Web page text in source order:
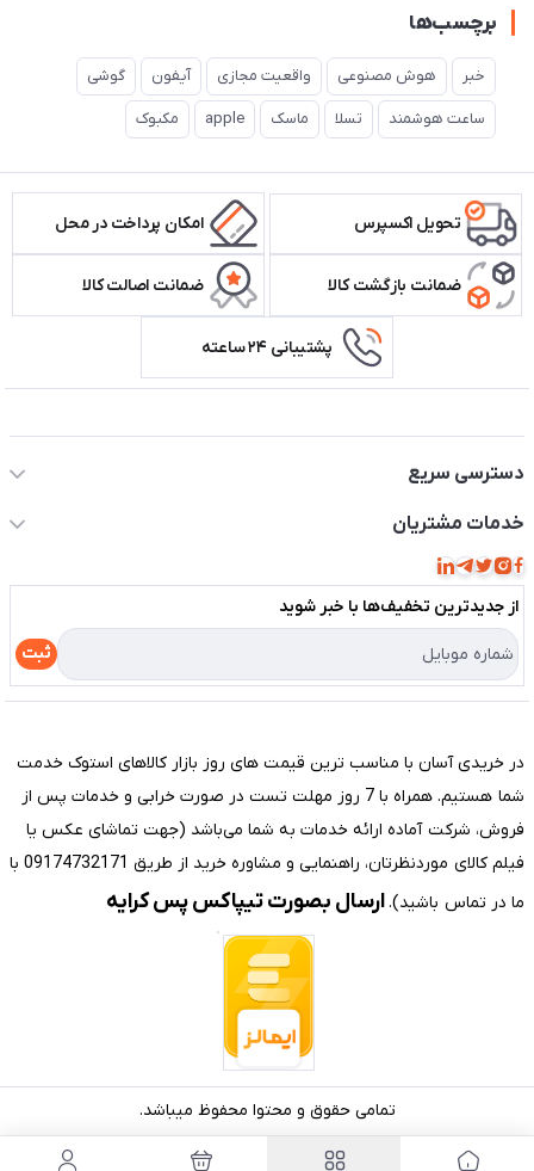
برچسب‌ها
خبر هوش مصنوعی واقعیت مجازی آیفون گوشی
ساعت هوشمند تسلا ماسک apple مکبوک
تحویل اکسپرس امکان پرداخت در محل
ضمانت بازگشت کالا ضمانت اصالت کالا
پشتیبانی ۲۴ ساعته
دسترسی سریع
حساب کاربری
مجله فروشگاه
لیست محصولات
درباره ما
تماس با ما
خدمات مشتریان
قوانین و مقررات
حریم خصوصی
راهنما
از جدید‌ترین تخفیف‌ها با‌ خبر شوید
ثبت
در خریدی آسان با مناسب ترین قیمت های روز بازار کالاهای استوک خدمت
شما هستیم. همراه با 7 روز مهلت تست در صورت خرابی و خدمات پس از
فروش، شرکت آماده ارائه خدمات به شما می‌باشد (جهت تماشای عکس یا
فیلم کالای موردنظرتان، راهنمایی و مشاوره خرید از طریق 09174732171 با
ما در تماس باشید).ارسال بصورت تیپاکس پس کرایه
تمامی حقوق و محتوا محفوظ میباشد.